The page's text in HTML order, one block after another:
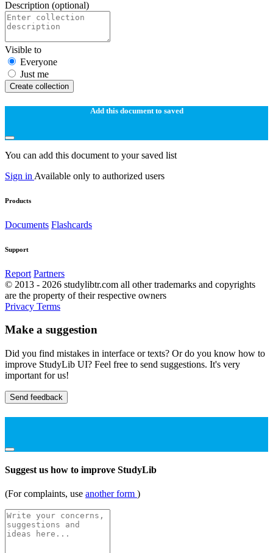
Description (optional)
Visible to
Everyone
Just me
Create collection
Add this document to saved
You can add this document to your saved list
Sign in Available only to authorized users
Products
Documents Flashcards
Support
Report Partners
© 2013 - 2026 studylibtr.com all other trademarks and copyrights
are the property of their respective owners
Privacy Terms
Make a suggestion
Did you find mistakes in interface or texts? Or do you know how to
improve StudyLib UI? Feel free to send suggestions. It's very
important for us!
Send feedback
Suggest us how to improve StudyLib
(For complaints, use another form )